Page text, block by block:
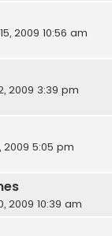
2009 10:56 am
2009 3:39 pm
2009 5:05 pm
2009 10:39 am